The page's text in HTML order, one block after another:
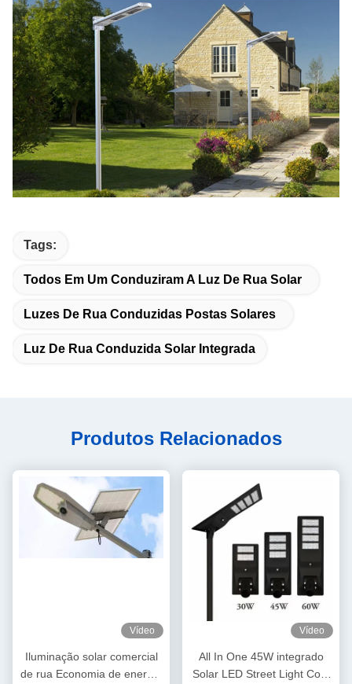
Tags:
Todos Em Um Conduziram A Luz De Rua Solar
Luzes De Rua Conduzidas Postas Solares
Luz De Rua Conduzida Solar Integrada
Produtos Relacionados
Vídeo
Iluminação solar comercial
de rua Economia de energia
Vídeo
All In One 45W integrado
Solar LED Street Light Com